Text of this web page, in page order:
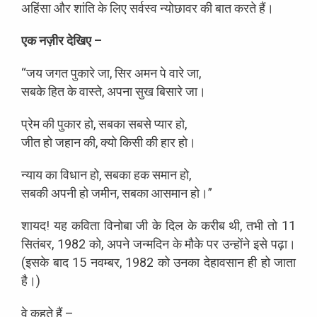
अहिंसा और शांति के लिए सर्वस्व न्योछावर की बात करते हैं।
एक नज़ीर देखिए –
“जय जगत पुकारे जा, सिर अमन पे वारे जा,
सबके हित के वास्ते, अपना सुख बिसारे जा।
प्रेम की पुकार हो, सबका सबसे प्यार हो,
जीत हो जहान की, क्यो किसी की हार हो।
न्याय का विधान हो, सबका हक समान हो,
सबकी अपनी हो जमीन, सबका आसमान हो।”
शायद! यह कविता विनोबा जी के दिल के करीब थी, तभी तो 11
सितंबर, 1982 को, अपने जन्मदिन के मौके पर उन्होंने इसे पढ़ा।
(इसके बाद 15 नवम्बर, 1982 को उनका देहावसान ही हो जाता
है।)
वे कहते हैं –